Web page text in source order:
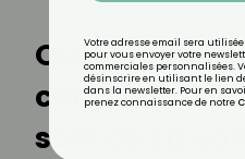
Quels
consommer
soin de sa
Votre adresse email sera
pour vous envoyer votre
commerciales personnalisées.
désinscrire en utilisant le lien
dans la newsletter. Pour en
prenez connaissance de notre